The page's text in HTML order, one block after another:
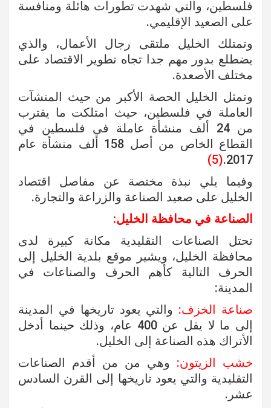
فلسطين، والتي شهدت تطورات هائلة ومنافسة
على الصعيد الإقليمي.
وتمتلك الخليل ملتقى رجال الأعمال، والذي
يضطلع بدور مهم جدا تجاه تطوير الاقتصاد على
مختلف الأصعدة.
وتمثل الخليل الحصة الأكبر من حيث المنشآت
العاملة في فلسطين، حيث امتلكت ما يقترب
من 24 ألف منشأة عاملة في فلسطين في
القطاع الخاص من أصل 158 ألف منشأة عام
2017.
(5)
وفيما يلي نبذة مختصة عن مفاصل اقتصاد
الخليل على صعيد الصناعة والزراعة والتجارة.
الصناعة في محافظة الخليل:
تحتل الصناعات التقليدية مكانة كبيرة لدى
محافظة الخليل، ويشير موقع بلدية الخليل إلى
الحرف التالية كأهم الحرف والصناعات في
المدينة:
صناعة الخزف: والتي يعود تاريخها في المدينة
إلى ما لا يقل عن 400 عام، وذلك حينما أدخل
الأتراك هذه الصناعة إلى الخليل.
خشب الزيتون: وهي من من أقدم الصناعات
التقليدية والتي يعود تاريخها إلى القرن السادس
عشر.